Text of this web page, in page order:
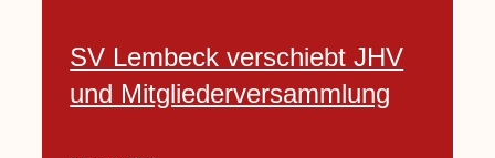
SV Lembeck verschiebt JHV
und Mitgliederversammlung